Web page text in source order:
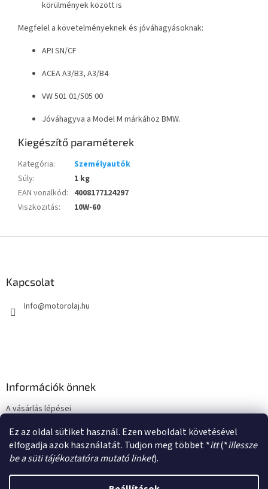
Ez az oldal sütiket használ. Ezen weboldalt követésével
elfogadja azok használatát. Tudjon meg többet *itt(*illessze
be a süti tájékoztatóra mutató linket).
körülmények között is
Megfelel a követelményeknek és jóváhagyásoknak:
API SN/CF
ACEA A3/B3, A3/B4
VW 501 01/505 00
Jóváhagyva a Model M márkához BMW.
Kiegészítő paraméterek
Kategória:
Személyautók
Súly:
1 kg
EAN vonalkód: 4008177124297
Viszkozitás: 10W-60
Kapcsolat
Info@motorolaj.hu
Információk önnek
A vásárlás lépései
Adatkezelési tájékoztató